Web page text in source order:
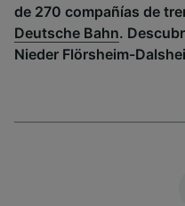
de 270 compañías de
Deutsche Bahn.
Nieder Flörsheim-